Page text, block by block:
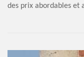
des prix abordables et